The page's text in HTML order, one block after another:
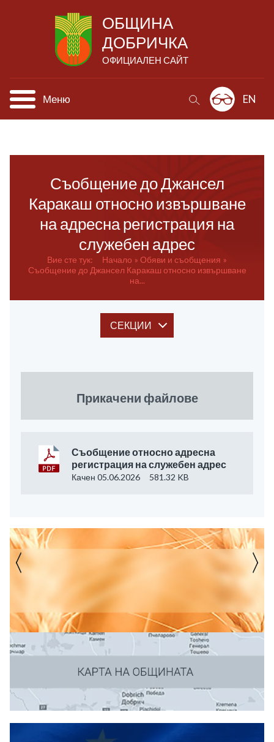
ОБЩИНА
ДОБРИЧКА
ОФИЦИАЛЕН САЙТ
Меню EN
Съобщение до Джансел
Каракаш относно извършване
на адресна регистрация на
служебен адрес
Вие сте тук: Начало
Обяви и съобщения
Съобщение до Джансел Каракаш относно извършване
на...
СЕКЦИИ
Прикачени файлове
Съобщение относно адресна
регистрация на служебен адрес
Качен 05.06.2026 581.32 KB